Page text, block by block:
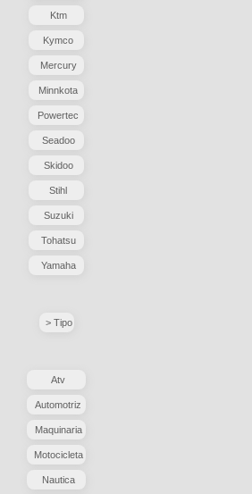
Ktm
Kymco
Mercury
Minnkota
Powertec
Seadoo
Skidoo
Stihl
Suzuki
Tohatsu
Yamaha
> Tipo
Atv
Automotriz
Maquinaria
Motocicleta
Nautica